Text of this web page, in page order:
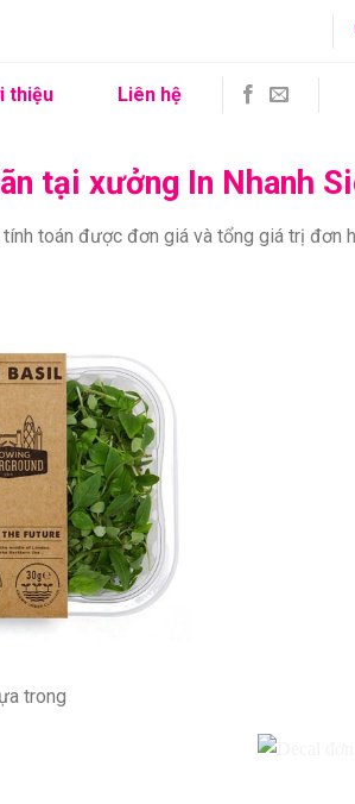
thiệu Liên hệ
tại xưởng In Nhanh
toán được đơn giá và tổng giá trị đơn
trong